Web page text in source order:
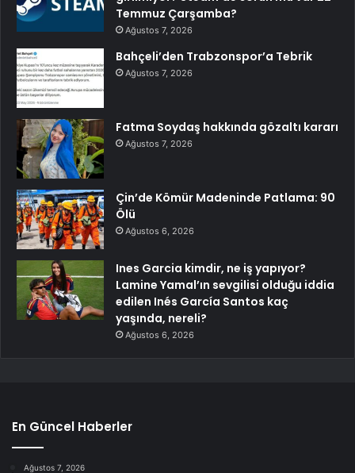
Temmuz Çarşamba?
Ağustos 7, 2026
Bahçeli’den Trabzonspor’a Tebrik
Ağustos 7, 2026
Fatma Soydaş hakkında gözaltı kararı
Ağustos 7, 2026
Çin’de Kömür Madeninde Patlama: 90
Ölü
Ağustos 6, 2026
Ines Garcia kimdir, ne iş yapıyor?
Lamine Yamal’ın sevgilisi olduğu iddia
edilen Inés García Santos kaç
yaşında, nereli?
Ağustos 6, 2026
En Güncel Haberler
Ağustos 7, 2026